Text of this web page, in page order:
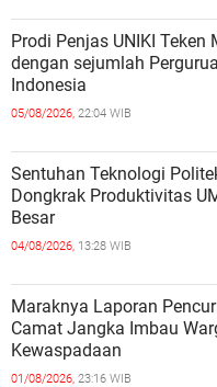
Prodi Penjas UNIKI Teken
dengan sejumlah
Indonesia
05/08/2026, 22:04 WIB
Sentuhan Teknologi
Dongkrak Produktivitas
Besar
04/08/2026, 13:28 WIB
Maraknya Laporan
Camat Jangka Imbau
Kewaspadaan
01/08/2026, 23:16 WIB